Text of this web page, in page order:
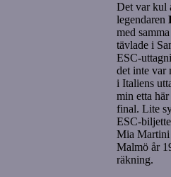
Det var kul
legendaren
med
tävlade i
ESC-
det inte var
i Italiens
min etta
final. Lite
ESC-
Mia Martini
Malmö år
räkning.